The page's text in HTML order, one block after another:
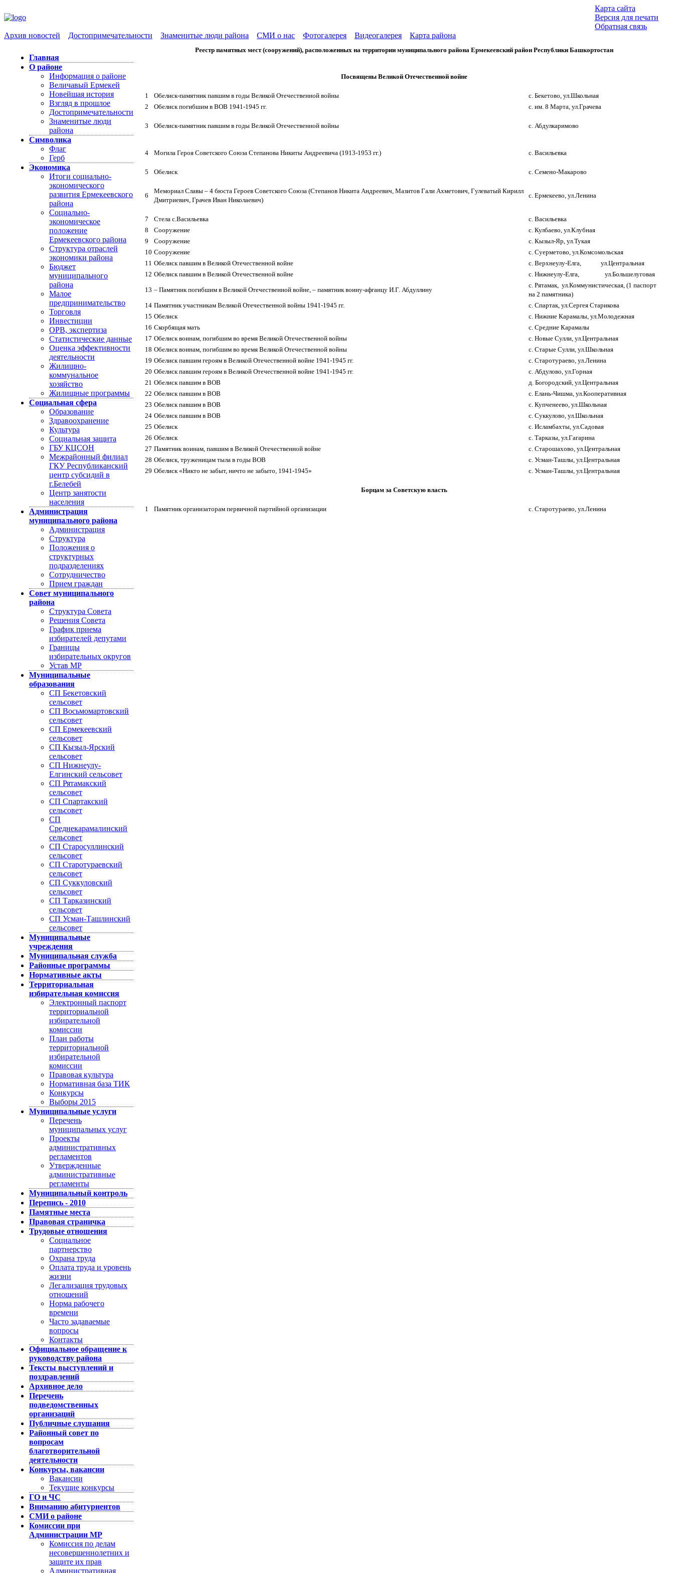
Карта сайта
Версия для печати
Обратная связь
Архив новостей
Достопримечательности Знаменитые люди района СМИ о нас Фотогалерея Видеогалерея Карта района
Главная
О районе
Информация о районе
Величавый Ермекей
Новейшая история
Взгляд в прошлое
Достопримечательности
Знаменитые люди
района
Символика
Флаг
Герб
Экономика
Итоги социально-
экономического
развития Ермекеевского
района
Социально-
экономическое
положение
Ермекеевского района
Структура отраслей
экономики района
Бюджет
муниципального
района
Малое
предпринимательство
Торговля
Инвестиции
ОРВ, экспертиза
Статистические данные
Оценка эффективности
деятельности
Жилищно-
коммунальное
хозяйство
Жилищные программы
Социальная сфера
Образование
Здравоохранение
Культура
Социальная защита
ГБУ КЦСОН
Межрайонный филиал
ГКУ Республиканский
центр субсидий в
г.Белебей
Центр занятости
населения
Администрация
муниципального района
Администрация
Структура
Положения о
структурных
подразделениях
Сотрудничество
Прием граждан
Совет муниципального
района
Структура Совета
Решения Совета
График приема
избирателей депутами
Границы
избирательных округов
Устав МР
Муниципальные
образования
СП Бекетовский
сельсовет
СП Восьмомартовский
сельсовет
СП Ермекеевский
сельсовет
СП Кызыл-Ярский
сельсовет
СП Нижнеулу-
Елгинский сельсовет
СП Рятамакский
сельсовет
СП Спартакский
сельсовет
СП
Среднекарамалинский
сельсовет
СП Старосуллинский
сельсовет
СП Старотураевский
сельсовет
СП Суккуловский
сельсовет
СП Тарказинский
сельсовет
СП Усман-Ташлинский
сельсовет
Муниципальные
учреждения
Муниципальная служба
Районные программы
Нормативные акты
Территориальная
избирательная комиссия
Электронный паспорт
территориальной
избирательной
комиссии
План работы
территориальной
избирательной
комиссии
Правовая культура
Нормативная база ТИК
Конкурсы
Выборы 2015
Муниципальные услуги
Перечень
муниципальных услуг
Проекты
административных
регламентов
Утвержденные
административные
регламенты
Муниципальный контроль
Перепись - 2010
Памятные места
Правовая страничка
Трудовые отношения
Социальное
партнерство
Охрана труда
Оплата труда и уровень
жизни
Легализация трудовых
отношений
Норма рабочего
времени
Часто задаваемые
вопросы
Контакты
Официальное обращение к
руководству района
Тексты выступлений и
поздравлений
Архивное дело
Перечень
подведомственных
организаций
Публичные слушания
Районный совет по
вопросам
благотворительной
деятельности
Конкурсы, вакансии
Вакансии
Текущие конкурсы
ГО и ЧС
Вниманию абитуриентов
СМИ о районе
Комиссии при
Администрации МР
Комиссия по делам
несовершеннолетних и
защите их прав
Административная
Реестр памятных мест (сооружений), расположенных на территории муниципального района Ермекеевский район Республики Башкортостан
Посвящены Великой Отечественной войне
1 Обелиск-памятник павшим в годы Великой Отечественной войны
с. Бекетово, ул.Школьная
2
Обелиск погибшим в ВОВ 1941-1945 гг. с. им. 8 Марта, ул.Грачева
3 Обелиск-памятник павшим в годы Великой Отечественной войны с. Абдулкаримово
4 Могила Героя Советского Союза Степанова Никиты Андреевича (1913-1953 гг.) с. Васильевка
5 Обелиск с. Семено-Макарово
6
Мемориал Славы – 4 бюста Героев Советского Союза (Степанов Никита Андреевич, Мазитов Гали Ахметович, Гулеватый Кирилл
Дмитриевич, Грачев Иван Николаевич)
с. Ермекеево, ул.Ленина
7 Стела с.Васильевка
с. Васильевка
8
Сооружение
с. Кулбаево, ул.Клубная
9
Сооружение
с. Кызыл-Яр, ул.Тукая
10 Сооружение
с. Суерметово, ул.Комсомольская
11 Обелиск павшим в Великой Отечественной войне
с. Верхнеулу-Елга, ул.Центральная
12 Обелиск павшим в Великой Отечественной войне с. Нижнеулу-Елга, ул.Большелуговая
13 – Памятник погибшим в Великой Отечественной войне, – памятник воину-афганцу И.Г. Абдуллину
с. Рятамак, ул.Коммунистическая, (1 паспорт
на 2 памятника)
14 Памятник участникам Великой Отечественной войны 1941-1945 гг.
с. Спартак, ул.Сергея Старикова
15 Обелиск
с. Нижние Карамалы, ул.Молодежная
16 Скорбящая мать
с. Средние Карамалы
17 Обелиск воинам, погибшим во время Великой Отечественной войны
с. Новые Сулли, ул.Центральная
18 Обелиск воинам, погибшим во время Великой Отечественной войны
с. Старые Сулли, ул.Школьная
19 Обелиск павшим героям в Великой Отечественной войне 1941-1945 гг.
с. Старотураево, ул.Ленина
20 Обелиск павшим героям в Великой Отечественной войне 1941-1945 гг.
с. Абдулово, ул.Горная
21 Обелиск павшим в ВОВ
д. Богородский, ул.Центральная
22 Обелиск павшим в ВОВ
с. Елань-Чишма, ул.Кооперативная
23 Обелиск павшим в ВОВ
с. Купченеево, ул.Школьная
24 Обелиск павшим в ВОВ
с. Суккулово, ул.Школьная
25 Обелиск
с. Исламбахты, ул.Садовая
26 Обелиск
с. Тарказы, ул.Гагарина
27 Памятник воинам, павшим в Великой Отечественной войне
с. Старошахово, ул.Центральная
28 Обелиск, труженицам тыла в годы ВОВ
с. Усман-Ташлы, ул.Центральная
29 Обелиск «Никто не забыт, ничто не забыто, 1941-1945» с. Усман-Ташлы, ул.Центральная
Борцам за Советскую власть
1 Памятник организаторам первичной партийной организации с. Старотураево, ул.Ленина